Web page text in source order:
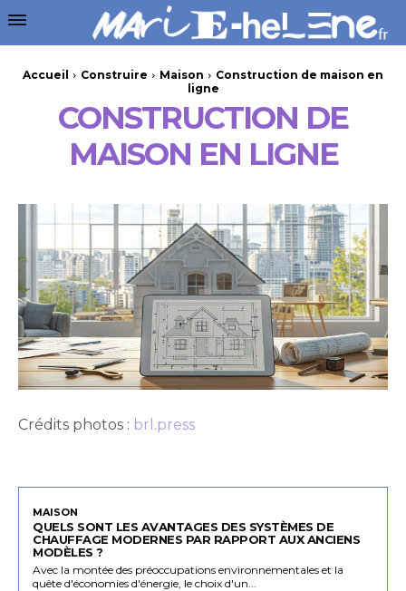
Accueil Construire Maison
Construction de maison en
ligne
CONSTRUCTION DE
MAISON EN LIGNE
Crédits photos : brl.press
MAISON
QUELS SONT LES AVANTAGES DES SYSTÈMES DE
CHAUFFAGE MODERNES PAR RAPPORT AUX ANCIENS
MODÈLES ?
Avec la montée des préoccupations environnementales et la
quête d'économies d'énergie, le choix d'un...